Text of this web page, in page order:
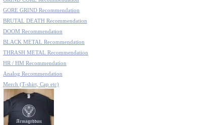
GORE GRIND Recommendation
BRUTAL DEATH Recommendation
DOOM Recommendation
BLACK METAL Recommendation
THRASH METAL Recommendation
HR / HM Recommendation
Analog Recommendation
Merch (T-shirt, Cap etc)